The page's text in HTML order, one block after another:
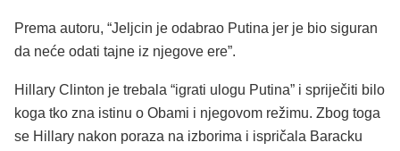
Prema autoru, “Jeljcin je odabrao Putina jer je bio siguran
da neće odati tajne iz njegove ere”.
Hillary Clinton je trebala “igrati ulogu Putina” i spriječiti bilo
koga tko zna istinu o Obami i njegovom režimu. Zbog toga
se Hillary nakon poraza na izborima i ispričala Baracku